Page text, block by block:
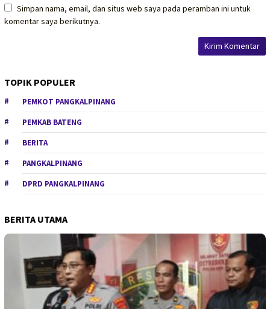
Simpan nama, email, dan situs web saya pada peramban ini untuk
komentar saya berikutnya.
TOPIK POPULER
PEMKOT PANGKALPINANG
PEMKAB BATENG
BERITA
PANGKALPINANG
DPRD PANGKALPINANG
BERITA UTAMA